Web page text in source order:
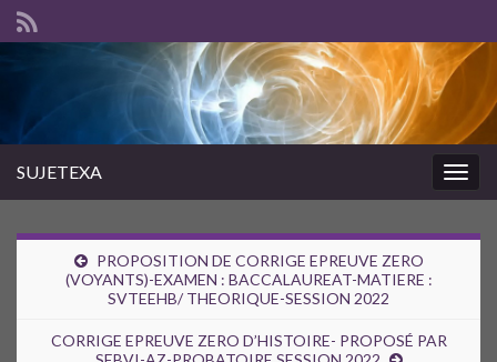
SUJETEXA
PROPOSITION DE CORRIGE EPREUVE ZERO
(VOYANTS)-EXAMEN : BACCALAUREAT-MATIERE :
SVTEEHB/ THEORIQUE-SESSION 2022
CORRIGE EPREUVE ZERO D’HISTOIRE- PROPOSÉ PAR